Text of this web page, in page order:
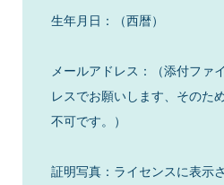
生年月日：（西暦）
メールアドレス：（添付ファ
レスでお願いします、そのた
不可です。）
証明写真：ライセンスに表示